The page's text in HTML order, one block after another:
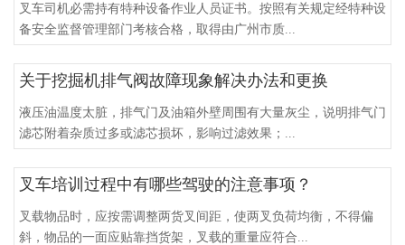
叉车司机必需持有特种设备作业人员证书。按照有关规定经特种设
备安全监督管理部门考核合格，取得由广州市质...
关于挖掘机排气阀故障现象解决办法和更换
液压油温度太脏，排气门及油箱外壁周围有大量灰尘，说明排气门
滤芯附着杂质过多或滤芯损坏，影响过滤效果；...
叉车培训过程中有哪些驾驶的注意事项？
叉载物品时，应按需调整两货叉间距，使两叉负荷均衡，不得偏
斜，物品的一面应贴靠挡货架，叉载的重量应符合...